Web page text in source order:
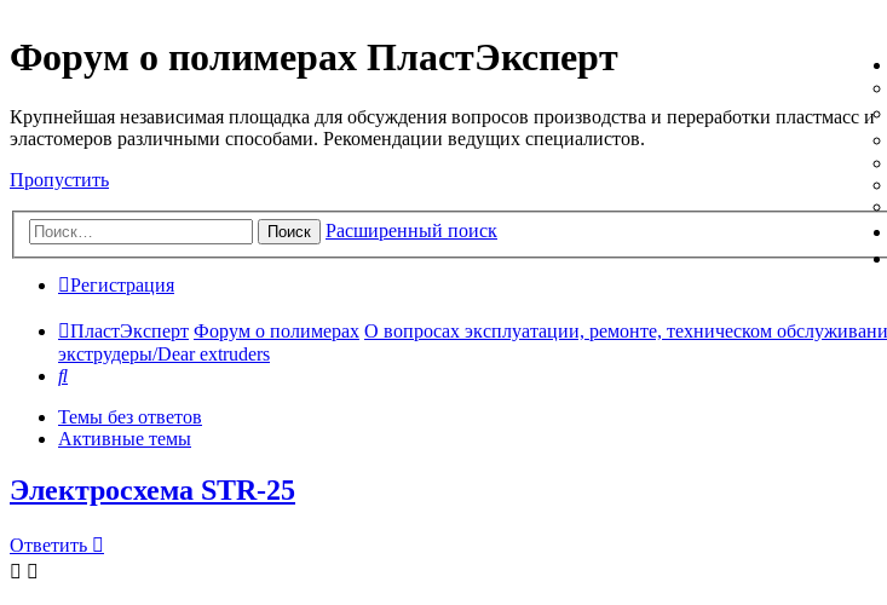
Форум о полимерах ПластЭксперт
Крупнейшая независимая площадка для обсуждения вопросов производства и переработки пластмасс и
эластомеров различными способами. Рекомендации ведущих специалистов.
Пропустить
Поиск Расширенный поиск
Регистрация
ПластЭксперт Форум о полимерах О вопросах эксплуатации, ремонте, техническом
экструдеры/Dear extruders
Поиск
Темы без ответов
Активные темы
Электросхема STR-25
Ответить